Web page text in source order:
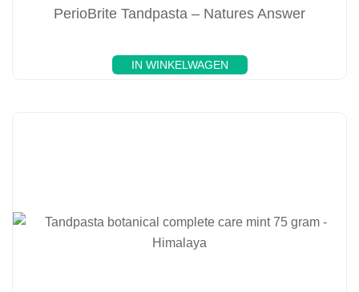
PerioBrite Tandpasta – Natures Answer
IN WINKELWAGEN